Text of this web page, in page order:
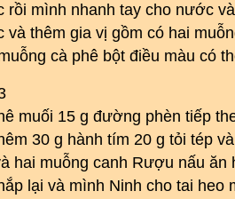
rồi mình nhanh tay cho nước
và thêm gia vị gồm có hai
cà phê bột điều màu có
muối 15 g đường phèn tiếp
30 g hành tím 20 g tỏi tép
hai muỗng canh Rượu nấu
lại và mình Ninh cho tai